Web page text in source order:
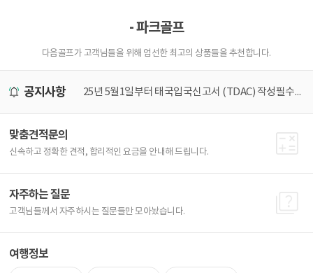
- 파크골프
다음골프가 고객님들을 위해 엄선한 최고의 상품들을 추천합니다.
공지사항
널 이전 안내 25년 5월1일부터 태국입국신고서 (TDAC) 작성필수! 가장 쉽게 작성하는 방법
맞춤견적문의
신속하고 정확한 견적, 합리적인 요금을 안내해 드립니다.
자주하는 질문
고객님들께서 자주하시는 질문들만 모아놨습니다.
여행정보